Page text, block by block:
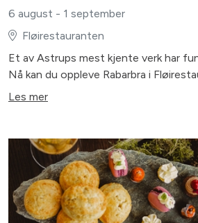
6 august - 1 september
Fløirestauranten
Et av Astrups mest kjente verk har
Nå kan du oppleve Rabarbra i
Les mer